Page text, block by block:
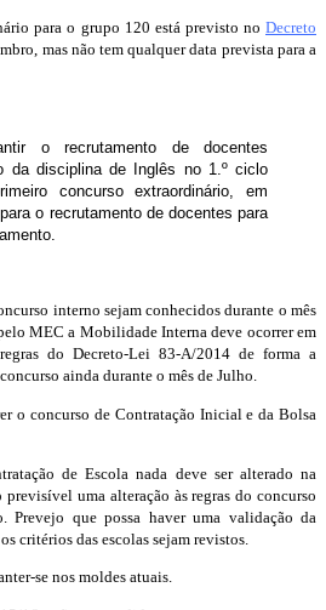
para o grupo 120 está previsto no Decreto
mas não tem qualquer data prevista para a
o recrutamento de docentes
da disciplina de Inglês no 1.º ciclo
concurso extraordinário, em
o recrutamento de docentes para
interno sejam conhecidos durante o mês
MEC a Mobilidade Interna deve ocorrer em
do Decreto-Lei 83-A/2014 de forma a
ainda durante o mês de Julho.
o concurso de Contratação Inicial e da Bolsa
de Escola nada deve ser alterado na
uma alteração às regras do concurso
Prevejo que possa haver uma validação da
critérios das escolas sejam revistos.
se nos moldes atuais.